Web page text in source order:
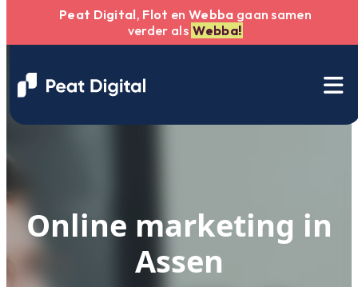
Peat Digital, Flot en Webba gaan samen
verder als Webba!
Online marketing in
Assen